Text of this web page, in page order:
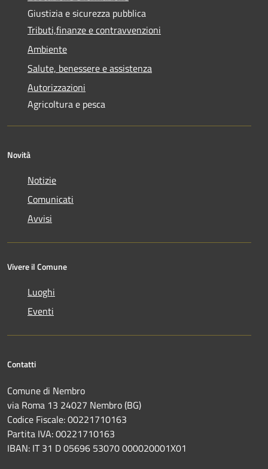
Giustizia e sicurezza pubblica
Tributi,finanze e contravvenzioni
Ambiente
Salute, benessere e assistenza
Autorizzazioni
Agricoltura e pesca
Novità
Notizie
Comunicati
Avvisi
Vivere il Comune
Luoghi
Eventi
Contatti
Comune di Nembro
via Roma 13 24027 Nembro (BG)
Codice Fiscale: 00221710163
Partita IVA: 00221710163
IBAN: IT 31 D 05696 53070 000020001X01